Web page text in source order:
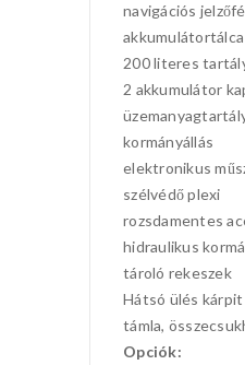
navigációs
akkumulátortálca
200 literes
2 akkumulátor
kormányállás
elektronikus
szélvédő plexi
rozsdamentes
hidraulikus
tároló rekeszek
Hátsó ülés
támla,
Opciók: